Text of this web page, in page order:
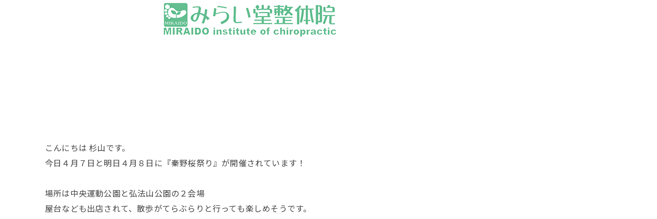
こんにちは 杉山です。
今日４月７日と明日４月８日に『秦野桜祭り』が開催されています！
場所は中央運動公園と弘法山公園の２会場
屋台なども出店されて、散歩がてらぶらりと行っても楽しめそうです。